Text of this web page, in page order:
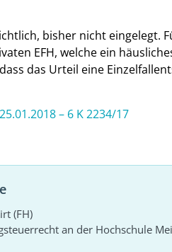
bisher nicht eingelegt.
EFH, welche ein
das Urteil eine
– 6 K 2234/17
(FH)
an der Hochschule